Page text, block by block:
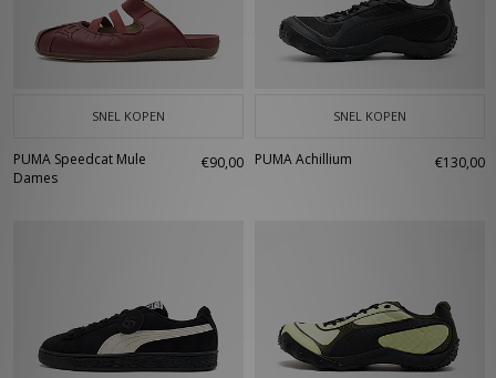
SNEL KOPEN
PUMA Speedcat Mule
Dames
€90,00
SNEL KOPEN
PUMA Achillium €130,00